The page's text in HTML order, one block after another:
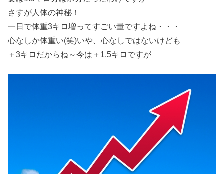
さすが人体の神秘！
一日で体重3キロ増ってすごい量ですよね・・・
心なしか体重い(笑)いや、心なしではないけども
＋3キロだからね～今は＋1.5キロですが